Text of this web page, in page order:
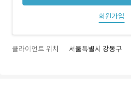
회원가입
클라이언트 위치 서울특별시 강동구